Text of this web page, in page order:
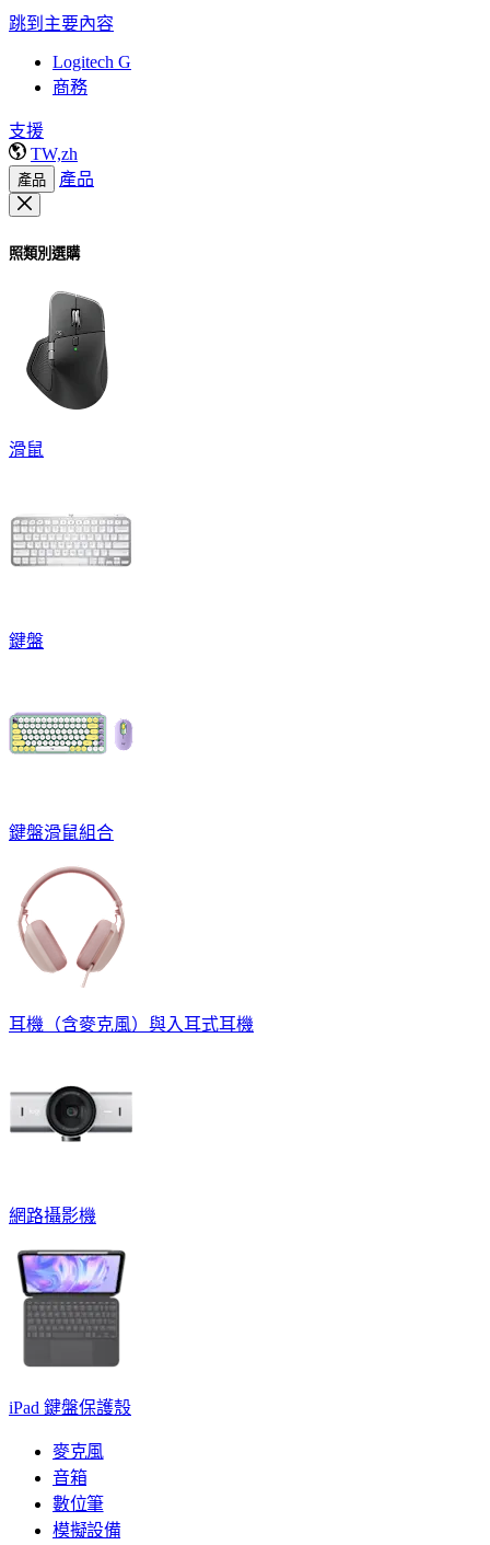
跳到主要內容
Logitech G
商務
支援
TW,zh
產品 產品
照類別選購
滑鼠
鍵盤
鍵盤滑鼠組合
耳機（含麥克風）與入耳式耳機
網路攝影機
iPad 鍵盤保護殼
麥克風
音箱
數位筆
模擬設備